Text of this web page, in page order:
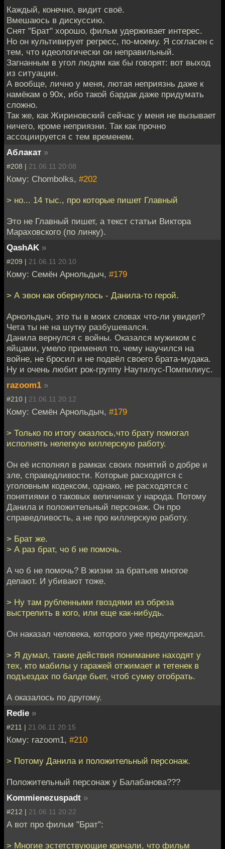
Каждый, конечно, видит своё.
Вмешаюсь в дискуссию.
Снят "Брат" хорошо, фильм удерживает интерес.
Но он культивирует регресс, по-моему. Я согласен с
тем, что идеологически он неправильный.
Загнанным в угол людям как бы говорят: вот выход
из ситуации.
А вообще, лично у меня, лютая неприязнь даже к
намёкам о 90х, ибо такой бардак даже придумать
сложно.
Так же, как Жириновский сейчас у меня не вызывает
ничего, кроме неприязни. Так как прочно
ассоциируется с тем временем.
Аблакат »
#208 | 21.06.11 20:08
Кому: Chombolks, #202
> но... 14 тыс., про которые пишет Главный
Это не Главный пишет, а текст статьи Виктора
Мараховского (по линку).
QashAK »
#209 | 21.06.11 20:10
Кому: Семён Арнольдыч, #179
> А эвон как обернулось - Данила-то герой.
Арнольдыч, это ты в моих словах что-ли увидел?
Чета ты не на шутку разбушевался.
Данила вернулся с войны. Оказался мужиком с
яйцами, умело применял то, чему научился на
войне, не бросил и не подвёл своего брата-мудака.
Ну и очень любит рок-группу Наутилус-Помпилиус.
razoom1 »
#210 | 21.06.11 20:12
Кому: Семён Арнольдыч, #179
> Только по итогу оказлось,что брату помогал
исполнять нелегкую киллерскую работу.
Он её исполнял в рамках своих понятий о добре и
зле, справедливости. Которые расходятся с
уголовным кодексом, однако, не расходятся с
понятиями о таковых величинах у народа. Потому
Данила и положительный персонаж. Он про
справедливость, а не про киллерскую работу.
> Брат же.
> А раз брат, чо б не помочь.
А чо б не помочь? В жизни за братьев многое
делают. И убивают тоже.
> Ну там рубленными гвоздями из обреза
выстрелить в кого, или еще как-нибудь.
Он наказал человека, которого уже предупреждал.
> Я думал, такие действия понимание находят у
тех, кто мабилы у гаражей отжимает и тетенек в
подъездах по балде бьет, чтоб сумку отобрать.
А оказалось по другому.
Redie »
#211 | 21.06.11 20:15
Кому: razoom1, #210
> Потому Данила и положительный персонаж.
Положительный персонаж у Балабанова???
Kommienezuspadt »
#212 | 21.06.11 20:22
А вот про фильм "Брат":
> Многие эстетствующие кричали, что фильм